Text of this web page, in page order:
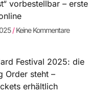
vorbestellbar – erste
Keine Kommentare
Festival 2025: die
Order steht –
erhältlich